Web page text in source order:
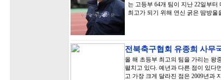
는 고등부 64개 팀이 지난 22일부
최고가 되기 위해 연신 굵은 땀방
전북축구협회 유종희 사무
올 해 초등부 최고의 팀을 가리는 왕
펼치고 있다. 예년과 다른 점이 있다
고 가장 크게 달라진 점은 2009년과